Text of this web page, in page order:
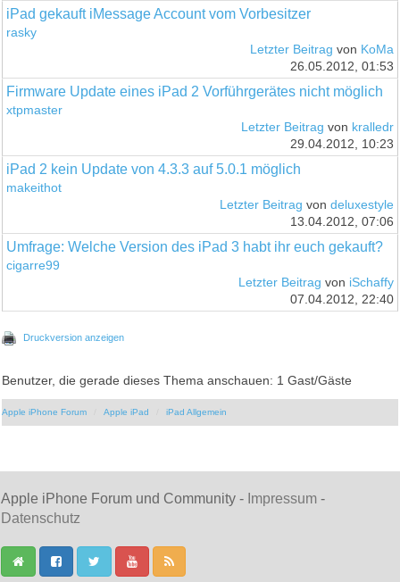
iPad gekauft iMessage Account vom Vorbesitzer
rasky
Letzter Beitrag von KoMa
26.05.2012, 01:53
Firmware Update eines iPad 2 Vorführgerätes nicht möglich
xtpmaster
Letzter Beitrag von kralledr
29.04.2012, 10:23
iPad 2 kein Update von 4.3.3 auf 5.0.1 möglich
makeithot
Letzter Beitrag von deluxestyle
13.04.2012, 07:06
Umfrage: Welche Version des iPad 3 habt ihr euch gekauft?
cigarre99
Letzter Beitrag von iSchaffy
07.04.2012, 22:40
Druckversion anzeigen
Benutzer, die gerade dieses Thema anschauen: 1 Gast/Gäste
Apple iPhone Forum Apple iPad iPad Allgemein
Apple iPhone Forum und Community - Impressum -
Datenschutz